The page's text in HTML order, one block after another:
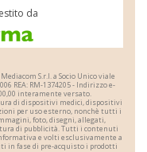
da
Mediacom S.r.l.a Socio Unicoviale
REA: RM-1374205 - Indirizzo e-
interamente versato.
di dispositivi medici, dispositivi
per uso esterno, nonchè tutti i
foto, disegni, allegati,
di pubblicità. Tutti i contenuti
e volti esclusivamente a
in fase di pre-acquisto i prodotti